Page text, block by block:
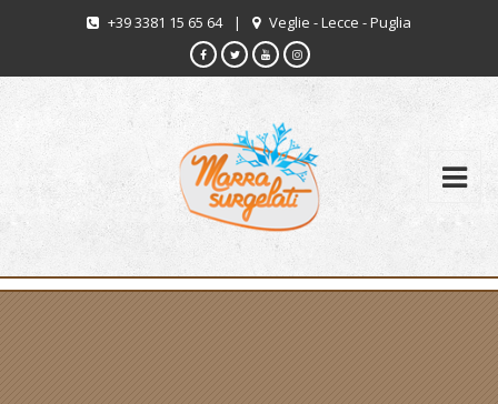
+39 3381 15 65 64 | Veglie - Lecce - Puglia